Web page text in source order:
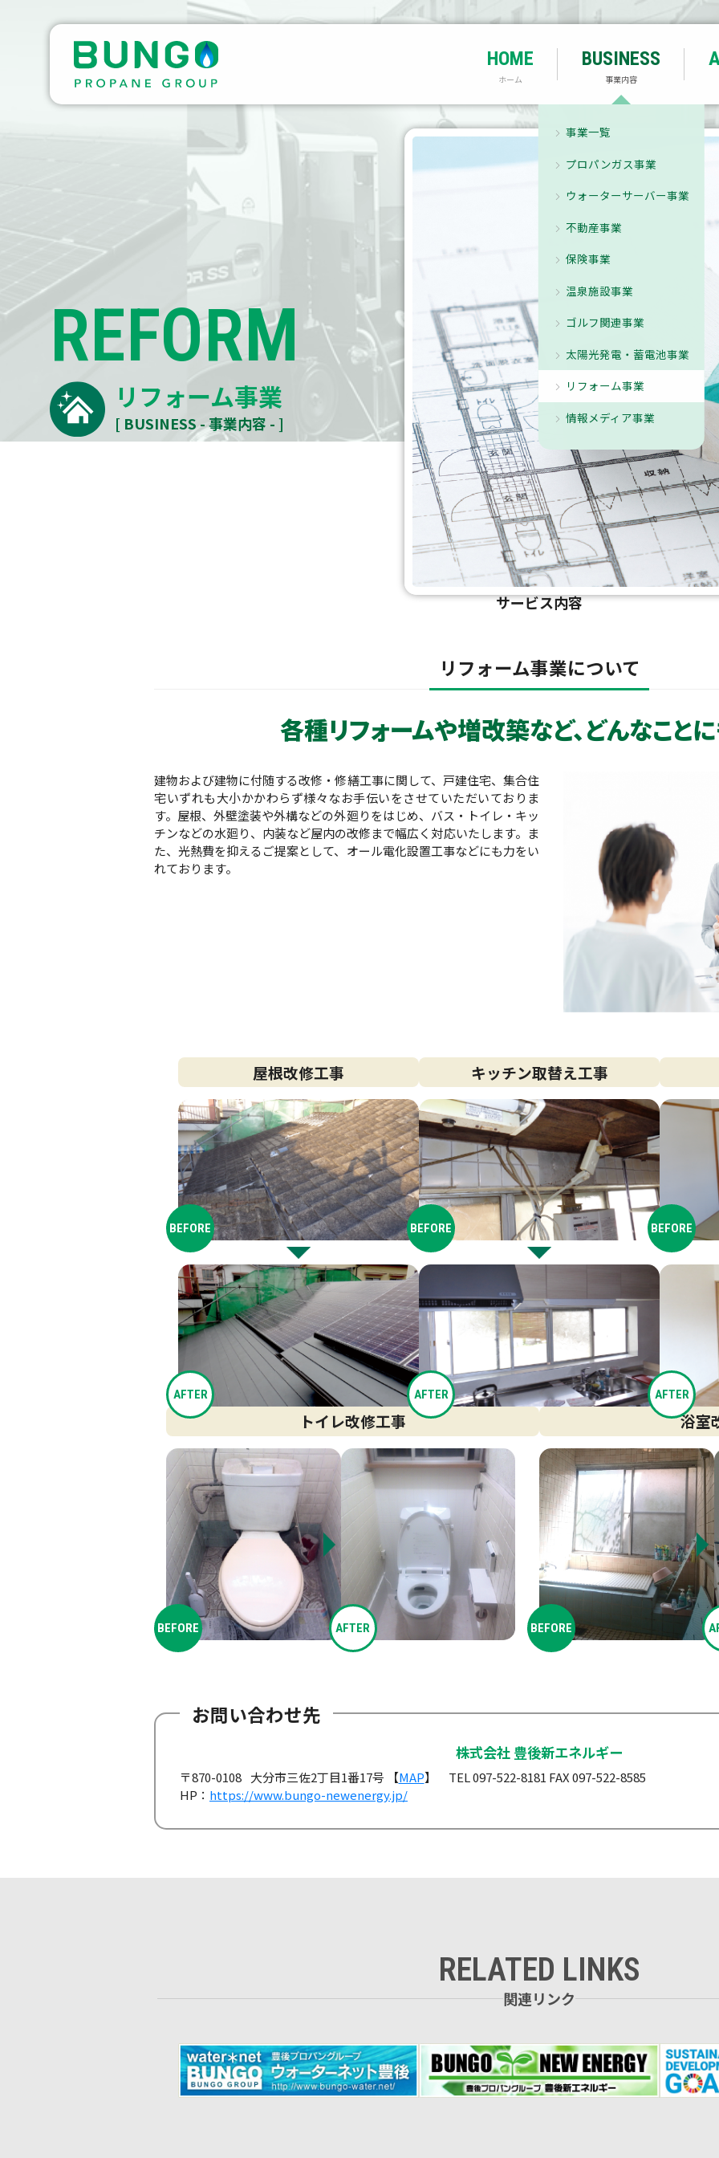
ホーム 事業内容
事業一覧
プロパンガス事業
ウォーターサーバー事業
不動産事業
保険事業
温泉施設事業
ゴルフ関連事業
太陽光発電・蓄電池事業
リフォーム事業
情報メディア事業
ご
リフォーム事業
サービス内容
リフォーム事業について
各種リフォームや増改築など、どんなこと
建物および建物に付随する改修・修繕工事に関して、戸建住宅、集合住
宅いずれも大小かかわらず様々なお手伝いをさせていただいておりま
す。屋根、外壁塗装や外構などの外廻りをはじめ、バス・トイレ・キッ
チンなどの水廻り、内装など屋内の改修まで幅広く対応いたします。ま
た、光熱費を抑えるご提案として、オール電化設置工事などにも力をい
れております。
屋根改修工事
BEFORE
AFTER
キッチン取替え工事
BEFORE
AFTER
BEFORE
AFTER
トイレ改修工事
BEFORE AFTER
浴室
BEFORE
お問い合わせ先
株式会社 豊後新エネルギー
〒870-0108 大分市三佐2丁目1番17号 【MAP】 TEL 097-522-8181 FAX 097-522-8585
HP： https://www.bungo-newenergy.jp/
関連リンク